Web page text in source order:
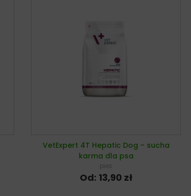
VetExpert 4T Hepatic Dog – sucha
karma dla psa
pies
Od: 13,90 zł